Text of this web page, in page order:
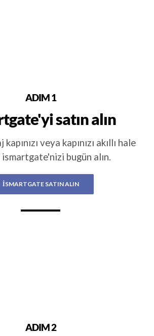
ADIM 1
satın alın
veya kapınızı akıllı hale
bugün alın.
ISMARTGATE SATIN ALIN
ADIM 2